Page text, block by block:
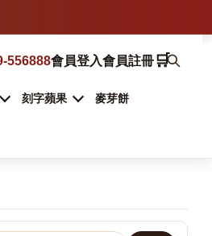
556888會員登入會員註冊🛒
刻字蘋果 麥芽餅